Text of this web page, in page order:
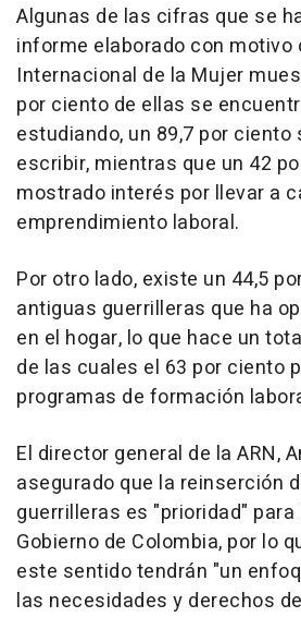
Algunas de las cifras que se
informe elaborado con motivo
Internacional de la Mujer
por ciento de ellas se
estudiando, un 89,7 por ciento
escribir, mientras que un 42
mostrado interés por llevar a
emprendimiento laboral.
Por otro lado, existe un 44,5
antiguas guerrilleras que ha
en el hogar, lo que hace un
de las cuales el 63 por ciento
programas de formación
El director general de la ARN,
asegurado que la reinserción
guerrilleras es "prioridad"
Gobierno de Colombia, por lo
este sentido tendrán "un
las necesidades y derechos